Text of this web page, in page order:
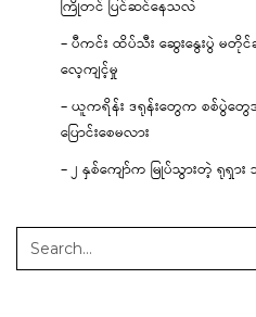
ကြိုတင် ပြင်ဆင်နေသလဲ
– ပီကင်း ထိပ်သီး ဆွေးနွေးပွဲ မတို
လေ့ကျင့်မှု
– ယူကရိန်း ဒရုန်းတွေက စစ်ပွဲ
ပြောင်းစေမလား
– ၂ နှစ်ကျော်က မြုပ်သွားတဲ့ ရုရှာ